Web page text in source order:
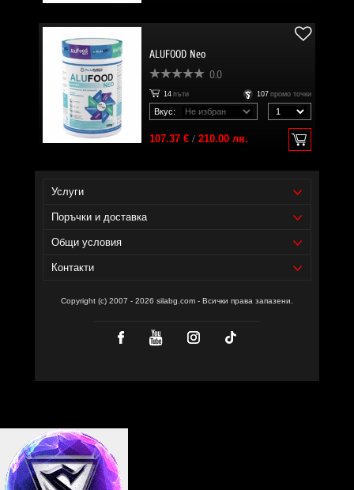
ALUFOOD Neo
0.0
14 пъти 107 промо точки
Вкус:
107.37 €/ 210.00 лв.
Услуги
Поръчки и доставка
Общи условия
Контакти
Copyright (c) 2007 - 2026 silabg.com - Всички права запазени.